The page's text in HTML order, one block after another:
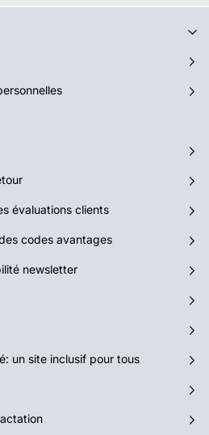
évaluations clients
codes avantages
newsletter
un site inclusif pour tous